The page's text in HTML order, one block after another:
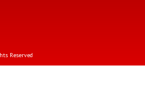
Reserved